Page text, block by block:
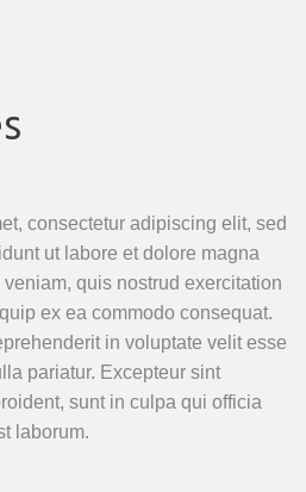
consectetur adipiscing elit, sed
ut labore et dolore magna
quis nostrud exercitation
ex ea commodo consequat.
in voluptate velit esse
pariatur. Excepteur sint
sunt in culpa qui officia
laborum.